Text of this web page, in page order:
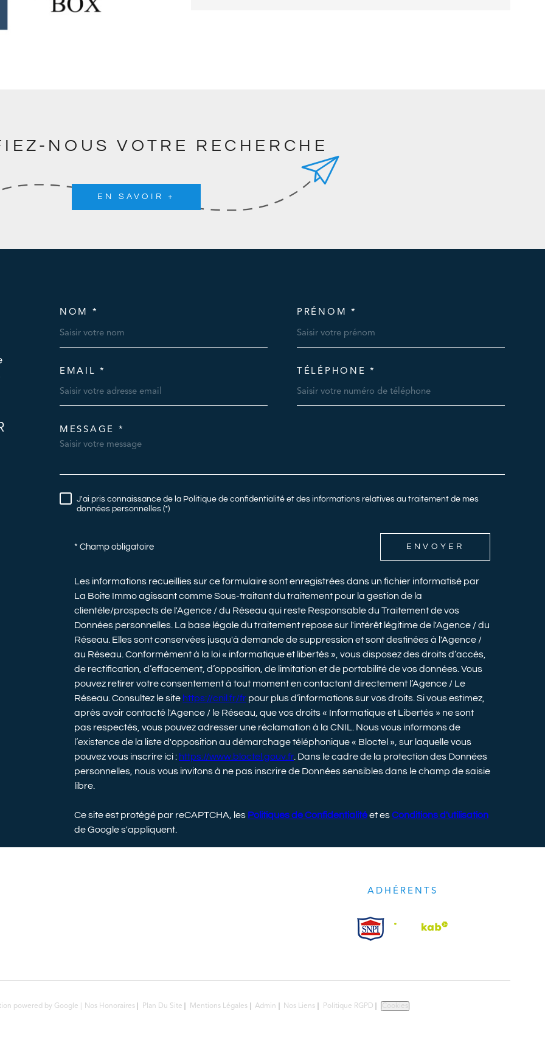
NOUS VOTRE RECHERCHE
EN SAVOIR +
TRAD_MELTEM_VOSCOORDONNEES
NOM * PRÉNOM *
EMAIL * TÉLÉPHONE *
TRAD_MELTEM_VOREDEMANDE
MESSAGE *
RÈGLEMENTATION
J'ai pris connaissance de la Politique de confidentialité et des informations relatives au traitement de mes
données personnelles (*)
* Champ obligatoire ENVOYER
Les informations recueillies sur ce formulaire sont enregistrées dans un fichier informatisé par
La Boite Immo agissant comme Sous-traitant du traitement pour la gestion de la
clientèle/prospects de l'Agence / du Réseau qui reste Responsable du Traitement de vos
Données personnelles. La base légale du traitement repose sur l'intérêt légitime de l'Agence / du
Réseau. Elles sont conservées jusqu'à demande de suppression et sont destinées à l'Agence /
au Réseau. Conformément à la loi « informatique et libertés », vous disposez des droits d’accès,
de rectification, d’effacement, d’opposition, de limitation et de portabilité de vos données. Vous
pouvez retirer votre consentement à tout moment en contactant directement l’Agence / Le
Réseau. Consultez le site https://cnil.fr/fr pour plus d’informations sur vos droits. Si vous estimez,
après avoir contacté l'Agence / le Réseau, que vos droits « Informatique et Libertés » ne sont
pas respectés, vous pouvez adresser une réclamation à la CNIL. Nous vous informons de
l’existence de la liste d'opposition au démarchage téléphonique « Bloctel », sur laquelle vous
pouvez vous inscrire ici : https://www.bloctel.gouv.fr. Dans le cadre de la protection des Données
personnelles, nous vous invitons à ne pas inscrire de Données sensibles dans le champ de saisie
libre.
Ce site est protégé par reCAPTCHA, les Politiques de Confidentialitéet esConditions d'utilisation
de Google s'appliquent.
ADHÉRENTS
powered by Google | Nos Honoraires Plan Du Site Mentions Légales Admin Nos Liens Politique RGPD Cookies